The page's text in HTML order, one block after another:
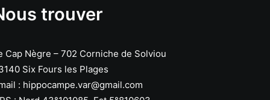
trouver
Cap Nègre – 702 Corniche de Solviou
Six Fours les Plages
: hippocampe.var@gmail.com